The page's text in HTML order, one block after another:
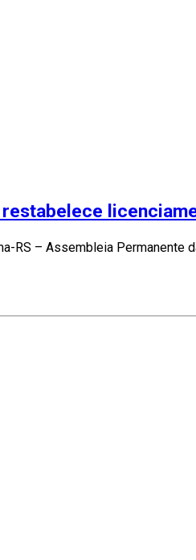
RS – Assembleia Permanente